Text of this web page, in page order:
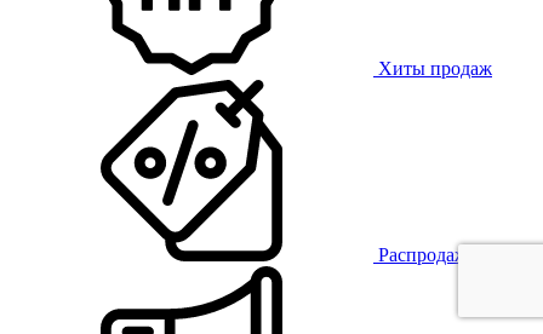
Хиты продаж
Распродажа